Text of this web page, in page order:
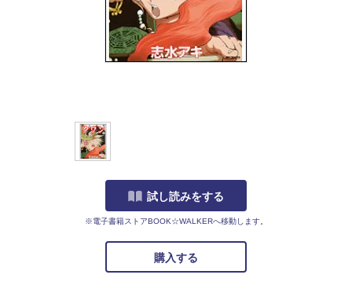
試し読みをする
※電子書籍ストアBOOK☆WALKERへ移動します。
購入する